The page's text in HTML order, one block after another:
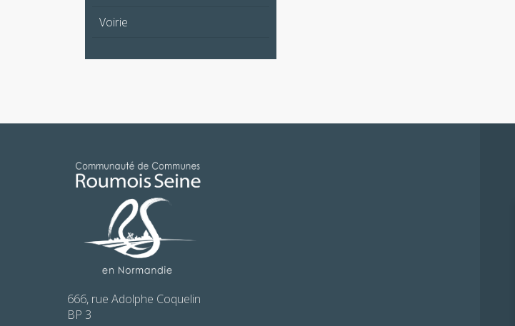
Voirie
666, rue Adolphe Coquelin
BP 3